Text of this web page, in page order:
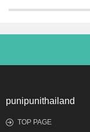
punipunithailand
TOP PAGE